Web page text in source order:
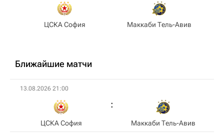
ЦСКА София Маккаби Тель-Авив
Ближайшие матчи
13.08.2026 21:00
ЦСКА София Маккаби Тель-Авив